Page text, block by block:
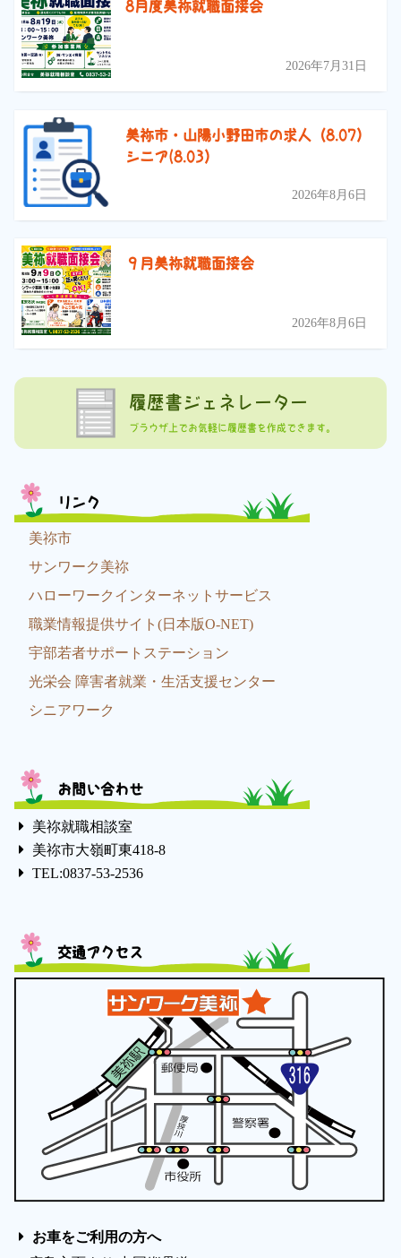
8月度美祢就職面接会
2026年7月31日
美祢市・山陽小野田市の求人（8.07）
シニア(8.03）
2026年8月6日
９月美祢就職面接会
2026年8月6日
履歴書ジェネレーター
ブラウザ上でお気軽に履歴書を作成できます。
リンク
美祢市
サンワーク美祢
ハローワークインターネットサービス
職業情報提供サイト(日本版O-NET)
宇部若者サポートステーション
光栄会 障害者就業・生活支援センター
シニアワーク
お問い合わせ
美祢就職相談室
美祢市大嶺町東418-8
TEL:0837-53-2536
交通アクセス
お車をご利用の方へ